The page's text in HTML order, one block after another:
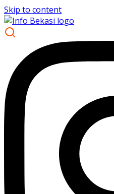
Skip to content